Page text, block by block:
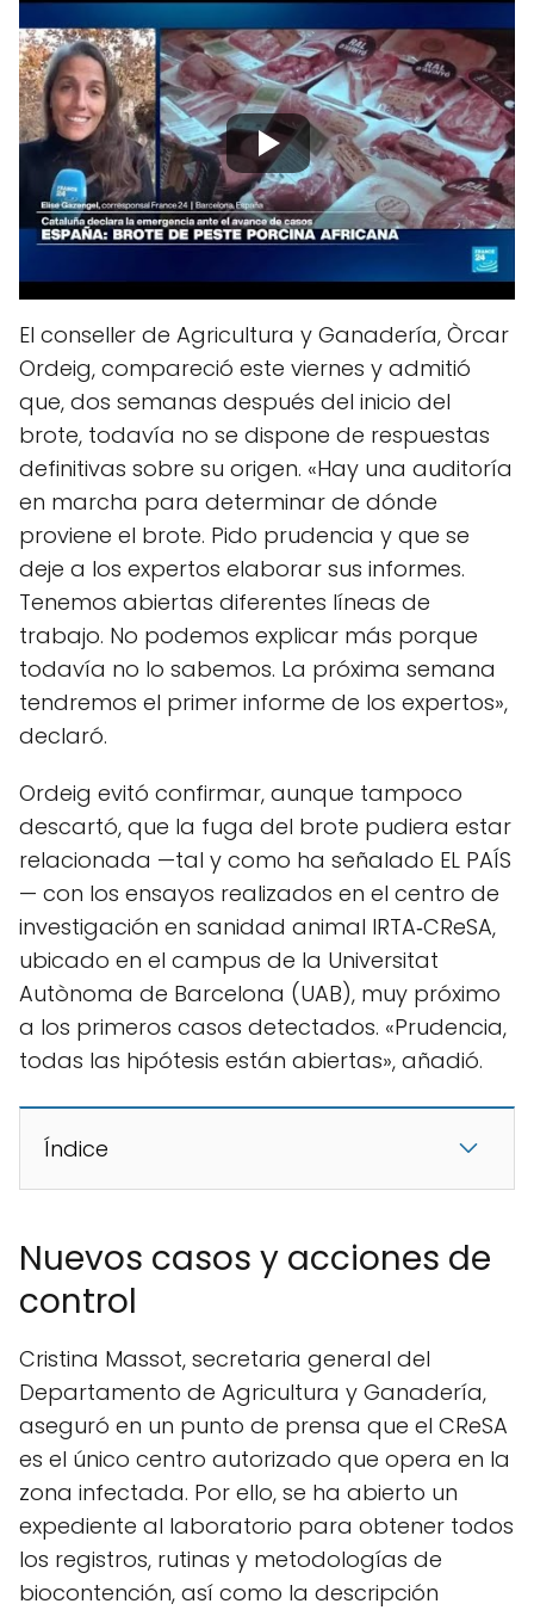
El conseller de Agricultura y Ganadería, Òrcar
Ordeig, compareció este viernes y admitió
que, dos semanas después del inicio del
brote, todavía no se dispone de respuestas
definitivas sobre su origen. «Hay una auditoría
en marcha para determinar de dónde
proviene el brote. Pido prudencia y que se
deje a los expertos elaborar sus informes.
Tenemos abiertas diferentes líneas de
trabajo. No podemos explicar más porque
todavía no lo sabemos. La próxima semana
tendremos el primer informe de los expertos»,
declaró.
Ordeig evitó confirmar, aunque tampoco
descartó, que la fuga del brote pudiera estar
relacionada —tal y como ha señalado EL PAÍS
— con los ensayos realizados en el centro de
investigación en sanidad animal IRTA‑CReSA,
ubicado en el campus de la Universitat
Autònoma de Barcelona (UAB), muy próximo
a los primeros casos detectados. «Prudencia,
todas las hipótesis están abiertas», añadió.
Índice
Nuevos casos y acciones de
control
Cristina Massot, secretaria general del
Departamento de Agricultura y Ganadería,
aseguró en un punto de prensa que el CReSA
es el único centro autorizado que opera en la
zona infectada. Por ello, se ha abierto un
expediente al laboratorio para obtener todos
los registros, rutinas y metodologías de
biocontención, así como la descripción